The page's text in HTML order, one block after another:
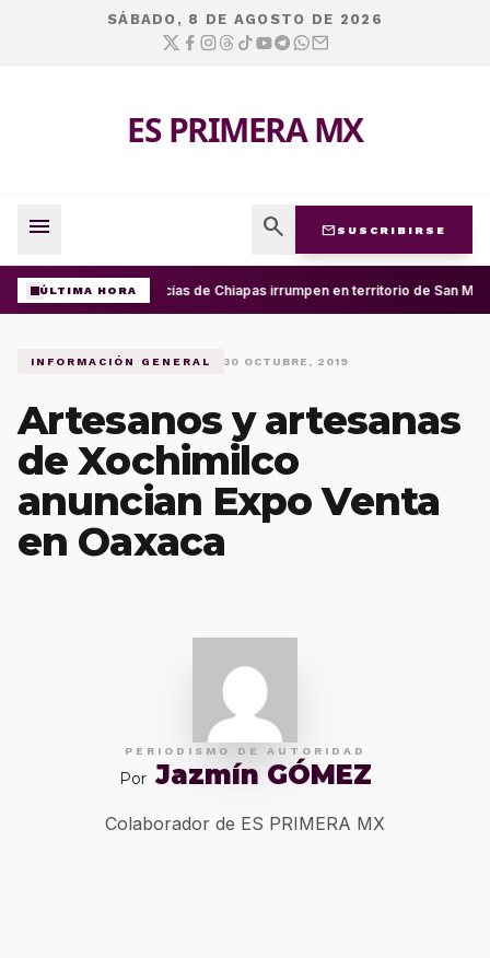
SÁBADO, 8 DE AGOSTO DE 2026
ES PRIMERA MX
menu search mail SUSCRIBIRSE
ÚLTIMA HORA Policías de Chiapas irrumpen en territorio de San
INFORMACIÓN GENERAL 30 OCTUBRE, 2019
Artesanos y artesanas
de Xochimilco
anuncian Expo Venta
en Oaxaca
PERIODISMO DE AUTORIDAD
Por Jazmín GÓMEZ
Colaborador de ES PRIMERA MX